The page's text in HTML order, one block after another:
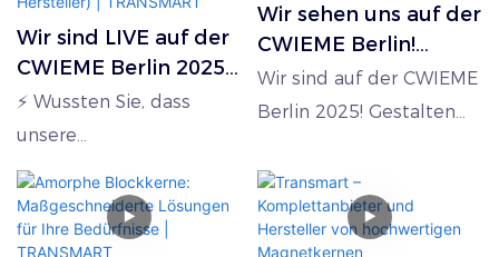
Wir sind LIVE auf der
CWIEME Berlin 2025!
Besuchen Sie uns an
Stand 32C51
Hersteller) |
TRANSMART
⚡ Wussten Sie, dass
unsere
präzisionsgefertigten
Ringkerne 30 %
geringere
Wir sehen uns auf der
CWIEME Berlin!
Lieferanten &
Hersteller |
Wir sind auf der CWIEME
Berlin 2025! Gestalten
Energieversorgung auf
der CWIEME Berlin!
Transmart freut sich,